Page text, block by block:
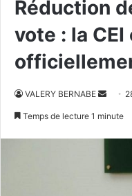
Réduction
vote : la
VALERY BERNABE
Temps de lecture 1 minute